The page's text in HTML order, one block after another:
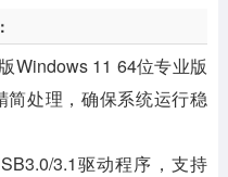
Windows 11 64位专业版
处理，确保系统运行稳
3.1驱动程序，支持